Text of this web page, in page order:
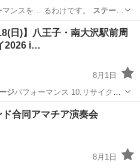
マンスを… るわけです。 ステージ
ステージで思う存分、力を…
サート/ショー フェスタ
日)】八王子・南大沢駅前周
2026 i…
8月1日
ジパフォーマンス 10.リサイクル
フリーマーケット アースデイ
ド合同アマチア演奏会
8月1日